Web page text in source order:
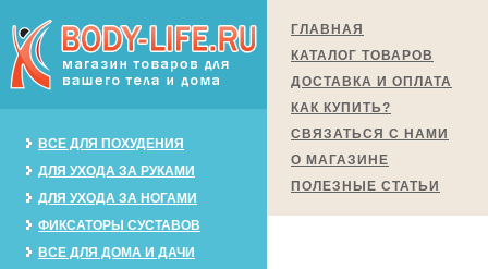
ВСЕ ДЛЯ ПОХУДЕНИЯ
ДЛЯ УХОДА ЗА РУКАМИ
ДЛЯ УХОДА ЗА НОГАМИ
ФИКСАТОРЫ СУСТАВОВ
ВСЕ ДЛЯ ДОМА И ДАЧИ
ГЛАВНАЯ
КАТАЛОГ ТОВАРОВ
ДОСТАВКА И ОПЛАТА
КАК КУПИТЬ?
СВЯЗАТЬСЯ С НАМИ
О МАГАЗИНЕ
ПОЛЕЗНЫЕ СТАТЬИ